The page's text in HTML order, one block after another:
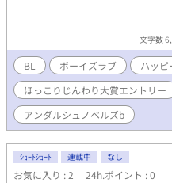
文字数
BL ボーイズラブ ハッピ
ほっこりじんわり大賞エントリー
アンダルシュノベルズb
ｼｮｰﾄｼｮｰﾄ 連載中 なし
お気に入り : 2 24h.ポイント : 0